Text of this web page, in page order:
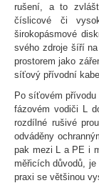
rušení, a to
číslicové či
širokopásmové
svého zdroje šíří
prostorem jako
síťový přívodní
Po síťovém přívodu
fázovém vodiči L
rozdílné rušivé
odváděny
pak mezi L a PE i
měřicích důvodů,
praxi se většinou